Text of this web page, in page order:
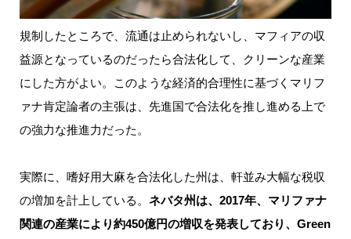
規制したところで、流通は止められないし、マフィアの収
益源となっているのだったら合法化して、クリーンな産業
にした方がよい。このような経済的合理性に基づくマリフ
ァナ肯定論者の主張は、先進国で合法化を推し進める上で
の強力な推進力だった。
実際に、嗜好用大麻を合法化した州は、軒並み大幅な税収
の増加を計上している。 ネバタ州は、2017年、マリファナ
関連の産業により約450億円の増収を発表しており、Green